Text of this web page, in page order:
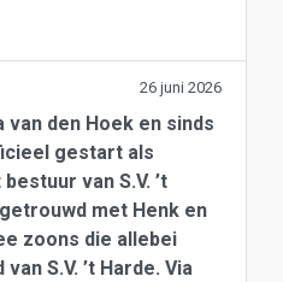
26 juni 2026
van den Hoek en sinds
gestart als
van S.V. ’t
met Henk en
zoons die allebei
S.V. ’t Harde. Via